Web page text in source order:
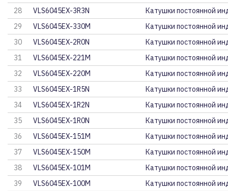
28
VLS6045EX-3R3N
Катушки постоянной
29
VLS6045EX-330M
Катушки постоянной
30
VLS6045EX-2R0N
Катушки постоянной
31
VLS6045EX-221M
Катушки постоянной
32
VLS6045EX-220M
Катушки постоянной
33
VLS6045EX-1R5N
Катушки постоянной
34
VLS6045EX-1R2N
Катушки постоянной
35
VLS6045EX-1R0N
Катушки постоянной
36
VLS6045EX-151M
Катушки постоянной
37
VLS6045EX-150M
Катушки постоянной
38
VLS6045EX-101M
Катушки постоянной
39
VLS6045EX-100M
Катушки постоянной